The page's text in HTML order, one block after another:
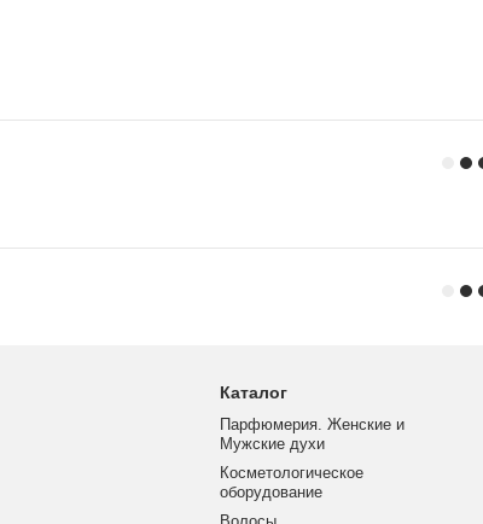
Каталог
Парфюмерия. Женские и
Мужские духи
Косметологическое
оборудование